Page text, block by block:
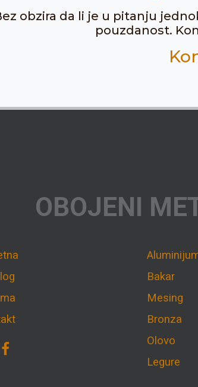
obzira da li je u pitanju
pouzdanost.
OBOJENI
Bakar
Mesing
Bronza
Olovo
Legure